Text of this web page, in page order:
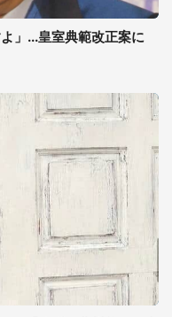
」...皇室典範改正案に